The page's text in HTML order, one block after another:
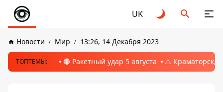
UK
Новости Мир 13:26, 14 Декабря 2023
ТОПТЕМЫ: 🔴 Ракетный удар 5 августа ⚠️ Краматорск,